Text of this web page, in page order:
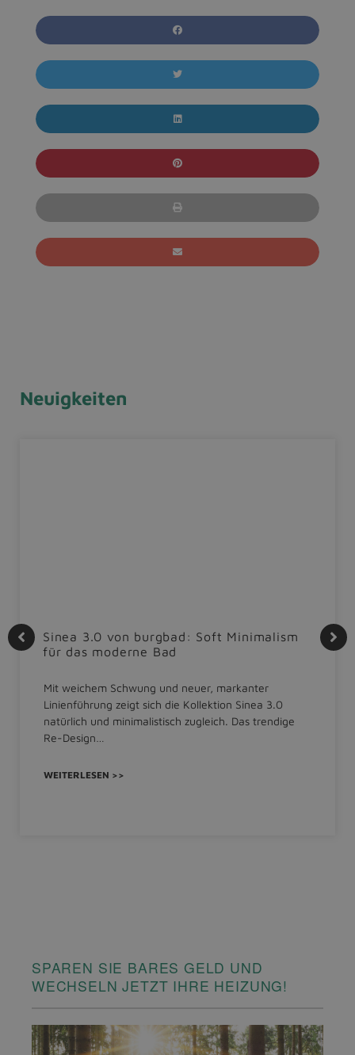
Neuigkeiten
Sinea 3.0 von burgbad: Soft Minimalism
für das moderne Bad
Mit weichem Schwung und neuer, markanter
Linienführung zeigt sich die Kollektion Sinea 3.0
natürlich und minimalistisch zugleich. Das trendige
Re-Design…
WEITERLESEN >>
SPAREN SIE BARES GELD UND
WECHSELN JETZT IHRE HEIZUNG!